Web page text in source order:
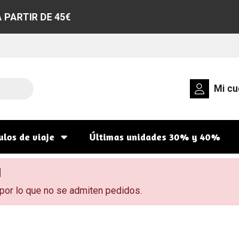
PARTIR DE 45€
Mi
de viaje Últimas unidades 30% y 40%
lo que no se admiten pedidos.